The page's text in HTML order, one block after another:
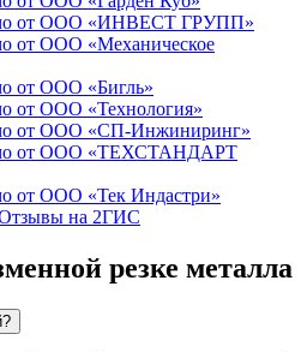
на 2ГИС
резке металла